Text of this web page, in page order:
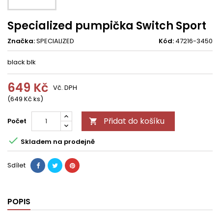
Specialized pumpička Switch Sport
Značka:SPECIALIZED Kód: 47216-3450
black blk
649 Kč
(649 Kč ks)
Vč. DPH
Počet  Přidat do košíku
 Skladem na prodejně
Sdílet
POPIS